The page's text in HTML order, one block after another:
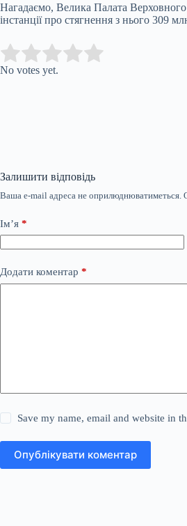
Нагадаємо, Велика Палата
інстанції про стягнення з нього 309
Rate this item:
No votes yet.
Залишити відповідь
Ваша e-mail адреса не оприлюднюватиметься.
Ім’я *
Додати коментар *
Save my name, email and website in
Опублікувати коментар